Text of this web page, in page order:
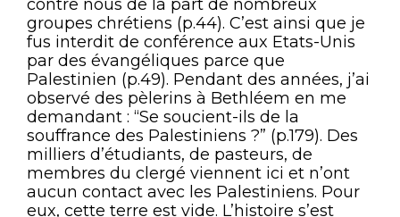
contre nous de la part de nombreux
groupes chrétiens (p.44). C’est ainsi que je
fus interdit de conférence aux Etats-Unis
par des évangéliques parce que
Palestinien (p.49). Pendant des années, j’ai
observé des pèlerins à Bethléem en me
demandant : “Se soucient-ils de la
souffrance des Palestiniens ?” (p.179). Des
milliers d’étudiants, de pasteurs, de
membres du clergé viennent ici et n’ont
aucun contact avec les Palestiniens. Pour
eux, cette terre est vide. L’histoire s’est